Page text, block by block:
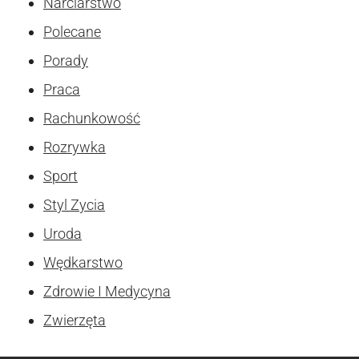
Polecane
Porady
Praca
Rachunkowość
Rozrywka
Sport
Styl Zycia
Uroda
Wędkarstwo
Zdrowie I Medycyna
Zwierzęta